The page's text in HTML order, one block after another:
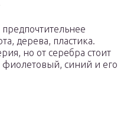
предпочтительнее
дерева, пластика.
но от серебра стоит
фиолетовый, синий и его